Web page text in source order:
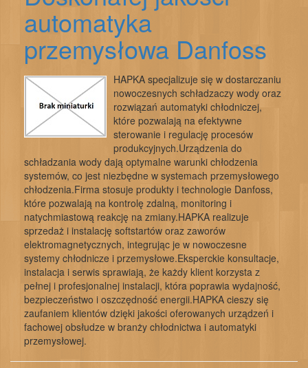
automatyka
przemysłowa Danfoss
HAPKA specjalizuje się w dostarczaniu
nowoczesnych schładzaczy wody oraz
rozwiązań automatyki chłodniczej,
które pozwalają na efektywne
sterowanie i regulację procesów
produkcyjnych.Urządzenia do
schładzania wody dają optymalne warunki chłodzenia
systemów, co jest niezbędne w systemach przemysłowego
chłodzenia.Firma stosuje produkty i technologie Danfoss,
które pozwalają na kontrolę zdalną, monitoring i
natychmiastową reakcję na zmiany.HAPKA realizuje
sprzedaż i instalację softstartów oraz zaworów
elektromagnetycznych, integrując je w nowoczesne
systemy chłodnicze i przemysłowe.Eksperckie konsultacje,
instalacja i serwis sprawiają, że każdy klient korzysta z
pełnej i profesjonalnej instalacji, która poprawia wydajność,
bezpieczeństwo i oszczędność energii.HAPKA cieszy się
zaufaniem klientów dzięki jakości oferowanych urządzeń i
fachowej obsłudze w branży chłodnictwa i automatyki
przemysłowej.